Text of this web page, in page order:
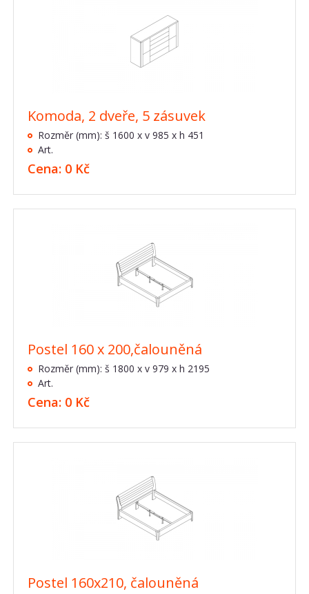
Komoda, 2 dveře, 5 zásuvek
Rozměr (mm): š 1600 x v 985 x h 451
Art.
Cena: 0 Kč
Postel 160 x 200,čalouněná
Rozměr (mm): š 1800 x v 979 x h 2195
Art.
Cena: 0 Kč
Postel 160x210, čalouněná